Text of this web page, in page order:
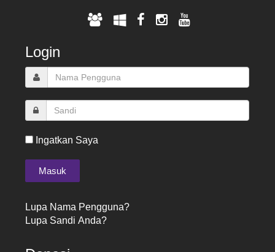
Login
Ingatkan Saya
Lupa Nama Pengguna?
Lupa Sandi Anda?